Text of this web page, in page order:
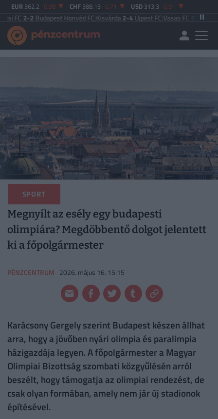
EUR 362.2 -0.98 CHF 388.13 -0.71 USD 313.3 -0.91
Budapest Honvéd FC| Kisvárda2-4Újpest FC|Vasas FC5-0Zalaegerszegi TE
SPORT
Megnyílt az esély egy budapesti
olimpiára? Megdöbbentő dolgot jelentett
ki a főpolgármester
PÉNZCENTRUM 2026. május 16. 15:15
Karácsony Gergely szerint Budapest készen állhat
arra, hogy a jövőben nyári olimpia és paralimpia
házigazdája legyen. A főpolgármester a Magyar
Olimpiai Bizottság szombati közgyűlésén arról
beszélt, hogy támogatja az olimpiai rendezést, de
csak olyan formában, amely nem jár új stadionok
építésével.